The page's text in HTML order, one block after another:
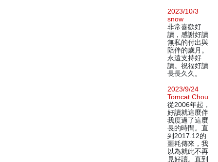
2023/10/3
snow
非常喜歡好
讀，感謝好讀
無私的付出與
陪伴的歲月。
永遠支持好
讀。祝福好讀
長長久久。
2023/9/24
Tomcat Chou
從2006年起，
好讀就這麼伴
我度過了這麼
長的時間。直
到2017.12的
噩耗傳來，我
以為就此不再
見好讀。直到